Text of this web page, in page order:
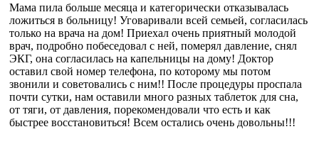
Мама пила больше месяца и категорически отказывалась
ложиться в больницу! Уговаривали всей семьей, согласилась
только на врача на дом! Приехал очень приятный молодой
врач, подробно побеседовал с ней, померял давление, снял
ЭКГ, она согласилась на капельницы на дому! Доктор
оставил свой номер телефона, по которому мы потом
звонили и советовались с ним!! После процедуры проспала
почти сутки, нам оставили много разных таблеток для сна,
от тяги, от давления, порекомендовали что есть и как
быстрее восстановиться! Всем остались очень довольны!!!